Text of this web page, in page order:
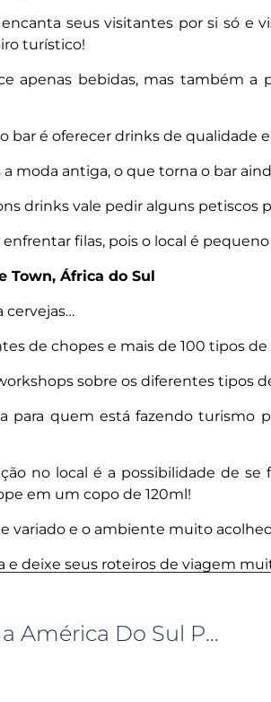
seus visitantes por si só e
turístico!
apenas bebidas, mas também a
bar é oferecer drinks de
a moda antiga, o que torna o bar
drinks vale pedir alguns petiscos
filas, pois o local é
Town, África do Sul
cervejas…
de chopes e mais de 100 tipos
sobre os diferentes tipos
para quem está fazendo turismo
no local é a possibilidade de
em um copo de 120ml!
variado e o ambiente muito
e deixe seus roteiros de viagem
Melhores Destinos Na América Do Sul Para Você Desbravar